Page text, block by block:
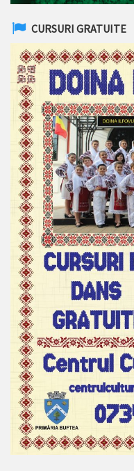
CURSURI GRATUITE